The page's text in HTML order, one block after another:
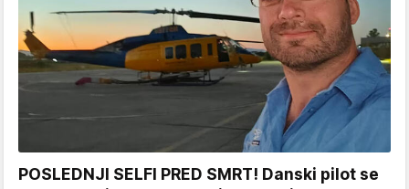
POSLEDNJI SELFI PRED SMRT! Danski pilot se